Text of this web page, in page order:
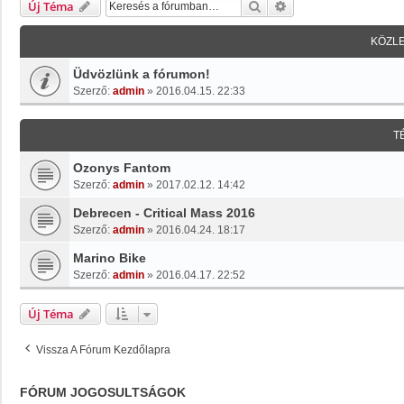
Új Téma Keresés
Üdvözlünk a fórumon!
Szerző: admin » 2016.04.15. 22:33
Ozonys Fantom
Szerző: admin » 2017.02.12. 14:42
Debrecen - Critical Mass 2016
Szerző: admin » 2016.04.24. 18:17
Marino Bike
Szerző: admin » 2016.04.17. 22:52
Új Téma
Vissza A Fórum Kezdőlapra
FÓRUM JOGOSULTSÁGOK